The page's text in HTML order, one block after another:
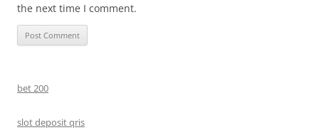
the next time I comment.
bet 200
slot deposit qris